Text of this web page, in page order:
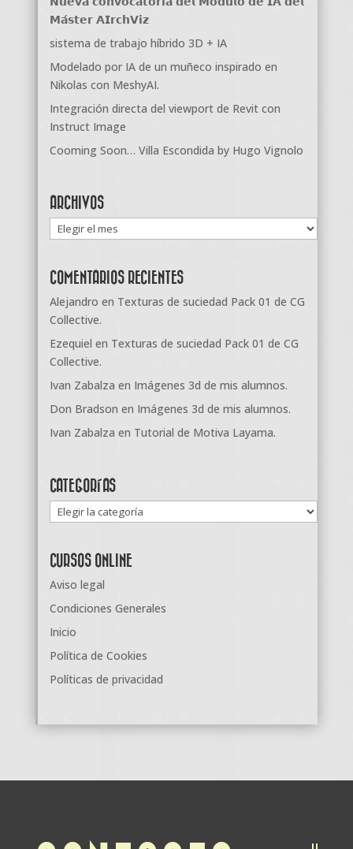
𝗠𝗮́𝘀𝘁𝗲𝗿 𝗔𝗜𝗿𝗰𝗵𝗩𝗶𝘇
sistema de trabajo híbrido 3D + IA
Modelado por IA de un muñeco inspirado en
Nikolas con MeshyAI.
Integración directa del viewport de Revit con
Instruct Image
Cooming Soon… Villa Escondida by Hugo Vignolo
ARCHIVOS
Archivos
COMENTARIOS RECIENTES
Alejandro en Texturas de suciedad Pack 01 de CG
Collective.
Ezequiel en Texturas de suciedad Pack 01 de CG
Collective.
Ivan Zabalza en Imágenes 3d de mis alumnos.
Don Bradson en Imágenes 3d de mis alumnos.
Ivan Zabalza en Tutorial de Motiva Layama.
CATEGORÍAS
Categorías
CURSOS ONLINE
Aviso legal
Condiciones Generales
Inicio
Política de Cookies
Políticas de privacidad